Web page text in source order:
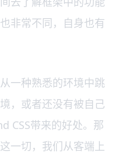
非常不同，自身也有
一种熟悉的环境中跳
，或者还没有被自己
CSS带来的好处。那
一切，我们从客端上